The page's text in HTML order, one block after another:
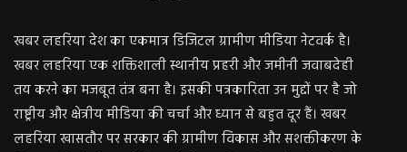
खबर लहरिया देश का एकमात्र डिजिटल ग्रामीण मीडिया नेटवर्क है।
खबर लहरिया एक शक्तिशाली स्थानीय प्रहरी और जमीनी जवाबदेही
तय करने का मजबूत तंत्र बना है। इसकी पत्रकारिता उन मुद्दों पर है जो
राष्ट्रीय और क्षेत्रीय मीडिया की चर्चा और ध्यान से बहुत दूर हैं। खबर
लहरिया खासतौर पर सरकार की ग्रामीण विकास और सशक्तीकरण के